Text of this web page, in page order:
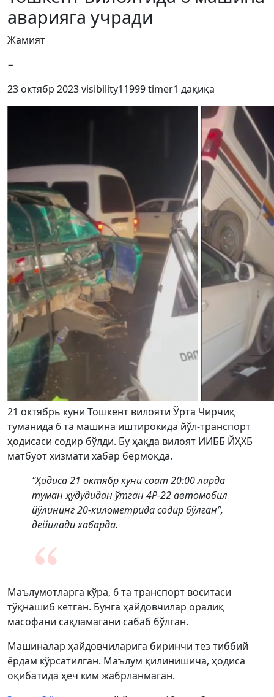
аварияга учради
Жамият
−
23 октябр 2023visibility11999timer1 дақиқа
21 октябрь куни Тошкент вилояти Ўрта Чирчиқ
туманида 6 та машина иштирокида йўл-транспорт
ҳодисаси содир бўлди. Бу ҳақда вилоят ИИББ ЙҲХБ
матбуот хизмати хабар бермоқда.
“Ҳодиса 21 октябр куни соат 20:00 ларда
туман ҳудудидан ўтган 4Р-22 автомобил
йўлининг 20-километрида содир бўлган”,
дейилади хабарда.
Маълумотларга кўра, 6 та транспорт воситаси
тўқнашиб кетган. Бунга ҳайдовчилар оралиқ
масофани сақламагани сабаб бўлган.
Машиналар ҳайдовчиларига биринчи тез тиббий
ёрдам кўрсатилган. Маълум қилинишича, ҳодиса
оқибатида ҳеч ким жабрланмаган.